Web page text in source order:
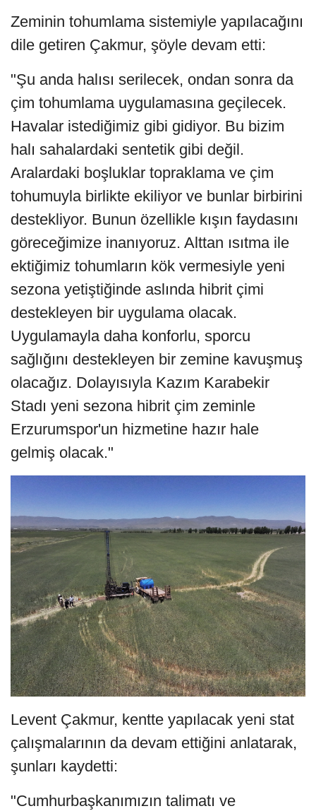
Zeminin tohumlama sistemiyle yapılacağını
dile getiren Çakmur, şöyle devam etti:
"Şu anda halısı serilecek, ondan sonra da
çim tohumlama uygulamasına geçilecek.
Havalar istediğimiz gibi gidiyor. Bu bizim
halı sahalardaki sentetik gibi değil.
Aralardaki boşluklar topraklama ve çim
tohumuyla birlikte ekiliyor ve bunlar birbirini
destekliyor. Bunun özellikle kışın faydasını
göreceğimize inanıyoruz. Alttan ısıtma ile
ektiğimiz tohumların kök vermesiyle yeni
sezona yetiştiğinde aslında hibrit çimi
destekleyen bir uygulama olacak.
Uygulamayla daha konforlu, sporcu
sağlığını destekleyen bir zemine kavuşmuş
olacağız. Dolayısıyla Kazım Karabekir
Stadı yeni sezona hibrit çim zeminle
Erzurumspor'un hizmetine hazır hale
gelmiş olacak."
Levent Çakmur, kentte yapılacak yeni stat
çalışmalarının da devam ettiğini anlatarak,
şunları kaydetti:
"Cumhurbaşkanımızın talimatı ve